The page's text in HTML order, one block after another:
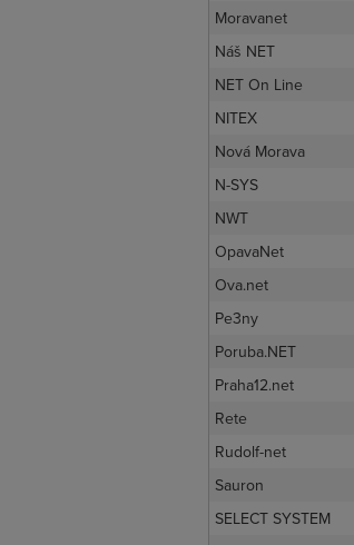
Moravanet
Náš NET
NET On Line
NITEX
Nová Morava
N-SYS
NWT
OpavaNet
Ova.net
Pe3ny
Poruba.NET
Praha12.net
Rete
Rudolf-net
Sauron
SELECT SYSTEM